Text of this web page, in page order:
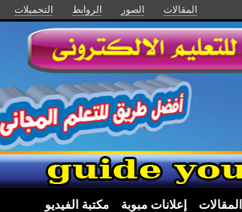
المقالات الصور الروابط التحميلات
المقالات إعلانات مبوبة مكتبة الفيديو